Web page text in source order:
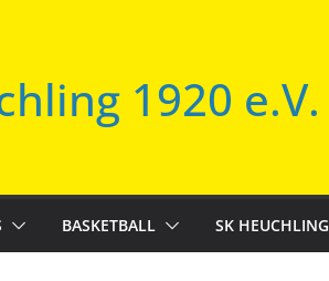
1920 e.V.
BASKETBALL SK HEUCHLING